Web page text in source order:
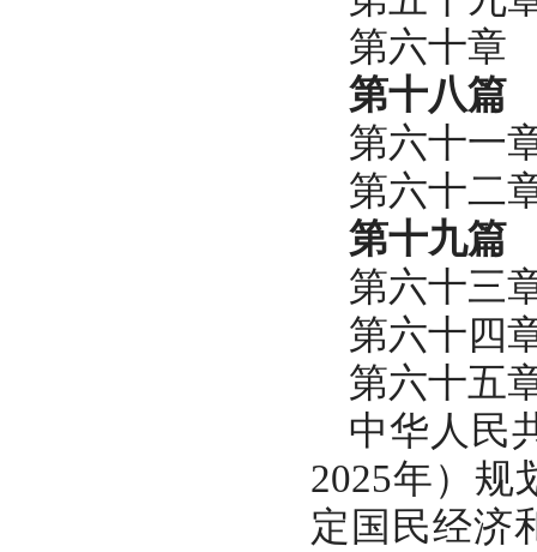
第六十章
第十八篇
第六十一
第六十二
第十九篇
第六十三
第六十四
第六十五
中华人民
2025年）规
定国民经济